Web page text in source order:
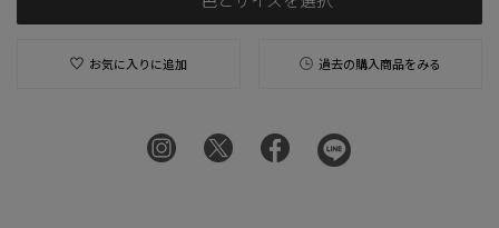
お気に入りに追加 過去の購入商品をみる